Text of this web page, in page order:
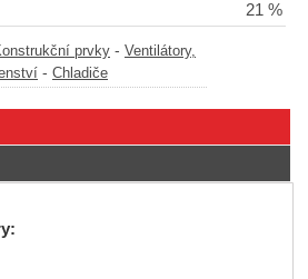
21 %
prvky - Ventilátory,
- Chladiče